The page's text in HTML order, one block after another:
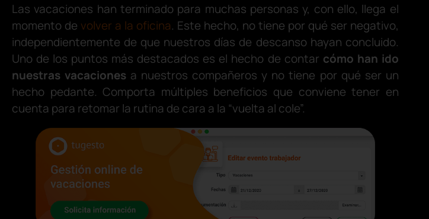
Las vacaciones han terminado para muchas personas y, con ello, llega el
momento de volver a la oficina. Este hecho, no tiene por qué ser negativo,
independientemente de que nuestros días de descanso hayan concluido.
Uno de los puntos más destacados es el hecho de contar cómo han ido
nuestras vacaciones a nuestros compañeros y no tiene por qué ser un
hecho pedante. Comporta múltiples beneficios que conviene tener en
cuenta para retomar la rutina de cara a la “vuelta al cole”.